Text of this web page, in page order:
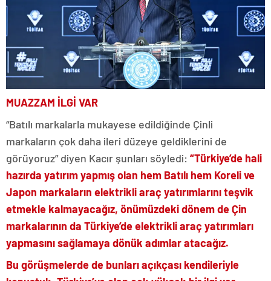
MUAZZAM İLGİ VAR
“Batılı markalarla mukayese edildiğinde Çinli
markaların çok daha ileri düzeye geldiklerini de
görüyoruz” diyen Kacır şunları söyledi: “Türkiye’de hali
hazırda yatırım yapmış olan hem Batılı hem Koreli ve
Japon markaların elektrikli araç yatırımlarını teşvik
etmekle kalmayacağız, önümüzdeki dönem de Çin
markalarının da Türkiye’de elektrikli araç yatırımları
yapmasını sağlamaya dönük adımlar atacağız.
Bu görüşmelerde de bunları açıkçası kendileriyle